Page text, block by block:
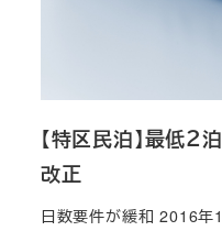
【特区民泊】最低
改正
日数要件が緩和 2016年